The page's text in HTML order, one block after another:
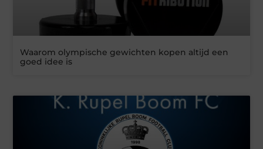
Waarom olympische gewichten kopen altijd een
goed idee is